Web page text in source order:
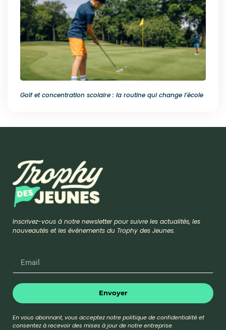
Golf et concentration scolaire : la routine qui change l’école
Inscrivez-vous à notre newsletter pour suivre les actualités, les
nouveautés et les événements du Trophy des Jeunes.
Envoyer
En vous abonnant, vous acceptez notre politique de confidentialité et
consentez à recevoir des mises à jour de notre entreprise.